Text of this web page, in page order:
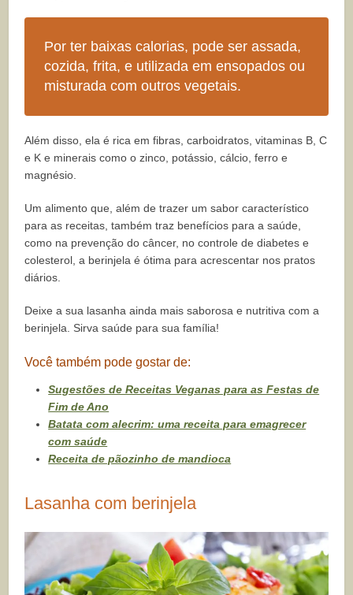
Por ter baixas calorias, pode ser assada,
cozida, frita, e utilizada em ensopados ou
misturada com outros vegetais.
Além disso, ela é rica em fibras, carboidratos, vitaminas B, C
e K e minerais como o zinco, potássio, cálcio, ferro e
magnésio.
Um alimento que, além de trazer um sabor característico
para as receitas, também traz benefícios para a saúde,
como na prevenção do câncer, no controle de diabetes e
colesterol, a berinjela é ótima para acrescentar nos pratos
diários.
Deixe a sua lasanha ainda mais saborosa e nutritiva com a
berinjela. Sirva saúde para sua família!
Você também pode gostar de:
Sugestões de Receitas Veganas para as Festas de
Fim de Ano
Batata com alecrim: uma receita para emagrecer
com saúde
Receita de pãozinho de mandioca
Lasanha com berinjela